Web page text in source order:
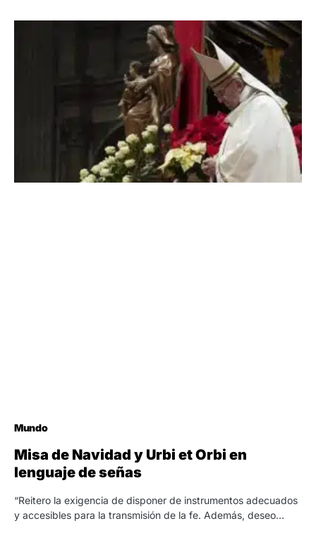
Mundo
Misa de Navidad y Urbi et Orbi en
lenguaje de señas
“Reitero la exigencia de disponer de instrumentos adecuados
y accesibles para la transmisión de la fe. Además, deseo…